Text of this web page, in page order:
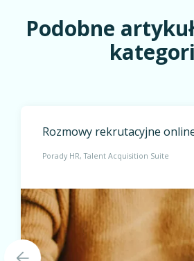
Podobne
Rozmowy rekrutacyjne
Porady HR Talent Acquisition Suite